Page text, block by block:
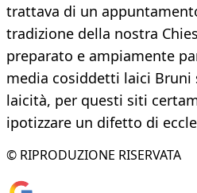
trattava di un
tradizione della nostra
preparato e ampiamente
media cosiddetti laici
laicità, per questi siti
ipotizzare un difetto di
© RIPRODUZIONE RISERVATA